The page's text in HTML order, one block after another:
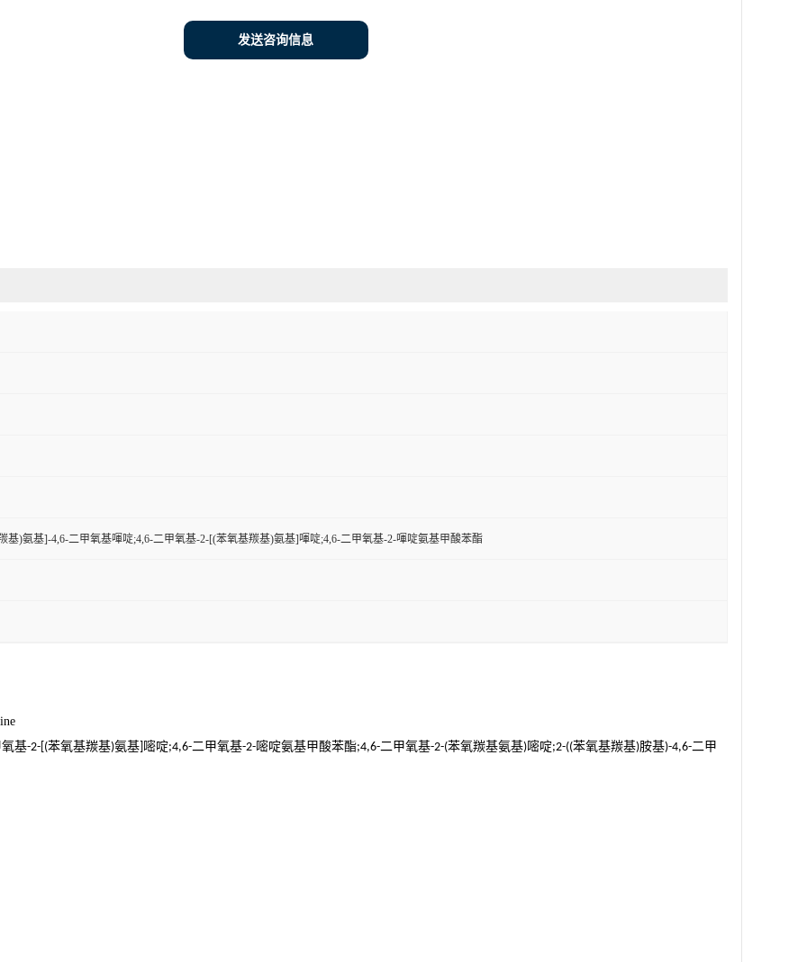
发送咨询信息
基)氨基]-4,6-二甲氧基喗啶;4,6-二甲氧基-2-[(苯氧基羰基)氨基]喗啶;4,6-二甲氧基-2-喗啶氨基甲酸苯酯
基-2-[(苯氧基羰基)氨基 嘧啶;4,6-二甲氧基-2-嘧啶氨基甲酸苯酯;4,6-二甲氧基-2-(苯氧羰基氨基)嘧啶;2-((苯氧基羰基)胺基)-4,6-二甲